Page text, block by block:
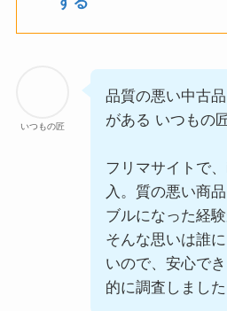
いつもの匠
品質の悪い中古
がある いつもの
フリマサイトで
入。質の悪い商
ブルになった経験
そんな思いは誰
いので、安心で
的に調査しました